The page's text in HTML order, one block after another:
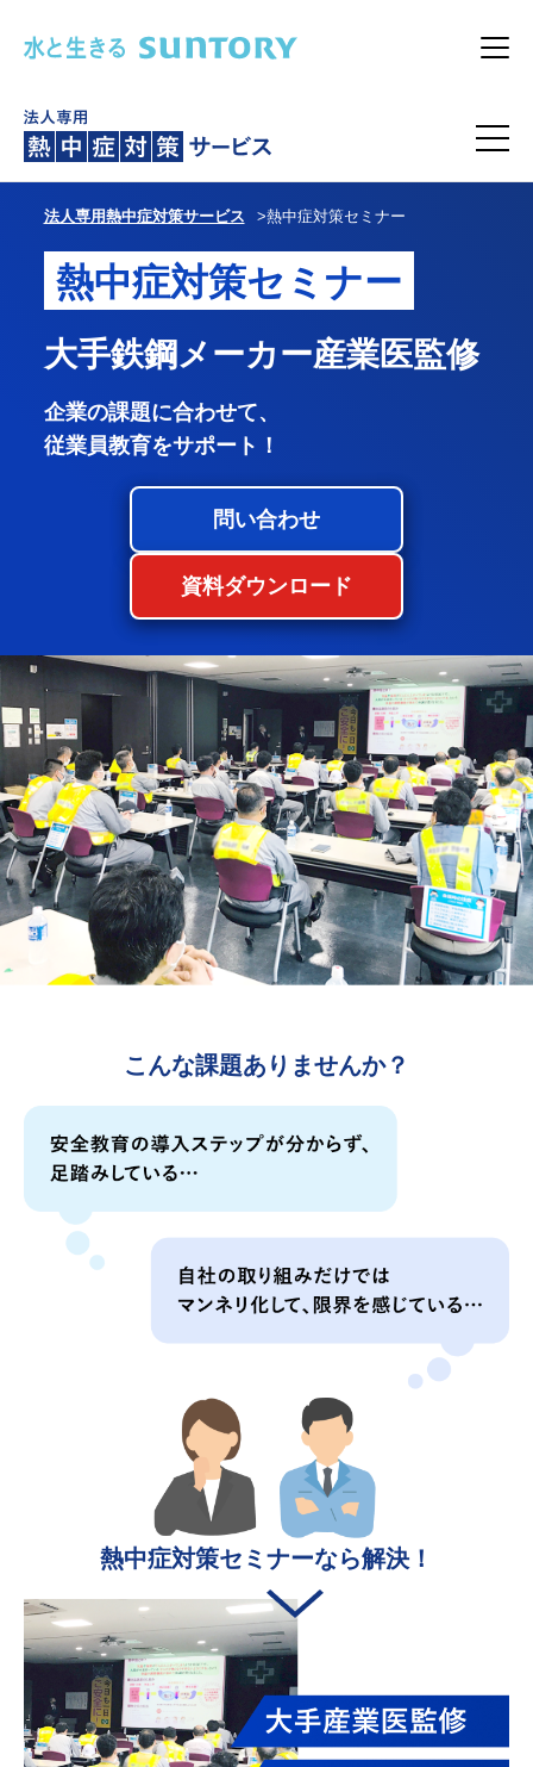
メ
法人専用熱中症対策サービス 熱中症対策セミナー
熱中症対策セミナー
大手鉄鋼メーカー産業医監修
企業の課題に合わせて、
従業員教育をサポート！
問い合わせ
資料ダウンロード
こんな課題ありませんか？
安全教育の導入ステップが分からず、足踏みしている…
自社の取り組みだけではマンネリ化して、限界を感じてい
熱中症対策セミナーなら解決！